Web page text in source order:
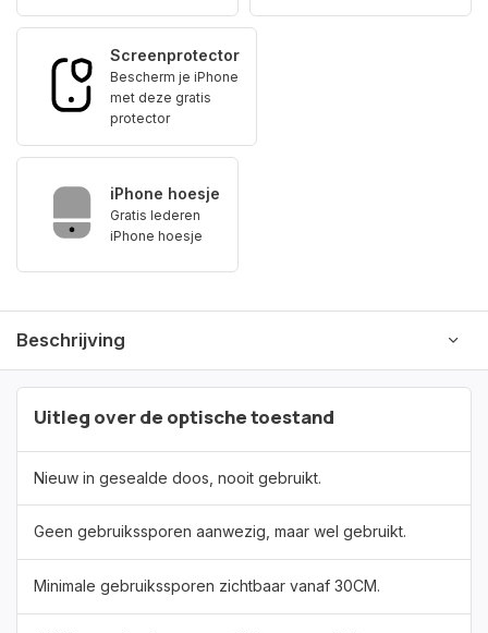
Screenprotector
Bescherm je iPhone
met deze gratis
protector
iPhone hoesje
Gratis lederen
iPhone hoesje
Beschrijving
Uitleg over de optische toestand
Nieuw in gesealde doos, nooit gebruikt.
Geen gebruikssporen aanwezig, maar wel gebruikt.
Minimale gebruikssporen zichtbaar vanaf 30CM.